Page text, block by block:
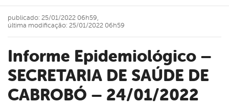
Informe Epidemiológico –
SECRETARIA DE SAÚDE DE
CABROBÓ – 24/01/2022
publicado: 25/01/2022 06h59,
última modificação: 25/01/2022 06h59